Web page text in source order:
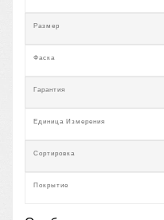
Размер
Фаска
Гарантия
Единица Измерения
Сортировка
Покрытие